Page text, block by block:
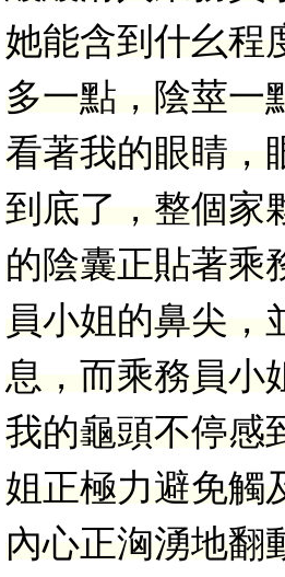
她能含到什幺程
多一點，陰莖一
看著我的眼睛，
到底了，整個家
的陰囊正貼著乘
員小姐的鼻尖，
息，而乘務員小
我的龜頭不停感
姐正極力避免觸
內心正洶湧地翻